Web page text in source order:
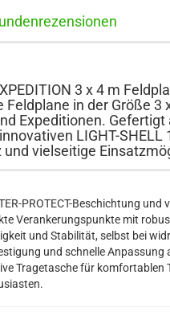
3 x 4 m
Feldplane in der Größe
Expeditionen.
LIGHT-SHELL
vielseitige
PROTECT-Beschichtung
Verankerungspunkte mit
und Stabilität, selbst bei
und schnelle
Tragetasche für